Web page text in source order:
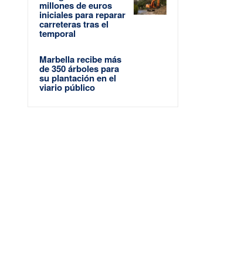
millones de euros
iniciales para reparar
carreteras tras el
temporal
Marbella recibe más
de 350 árboles para
su plantación en el
viario público